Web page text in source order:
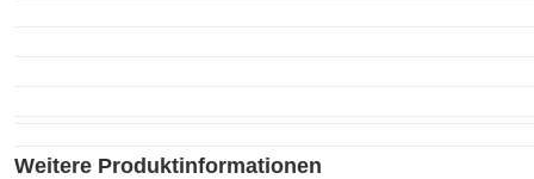
Weitere Produktinformationen